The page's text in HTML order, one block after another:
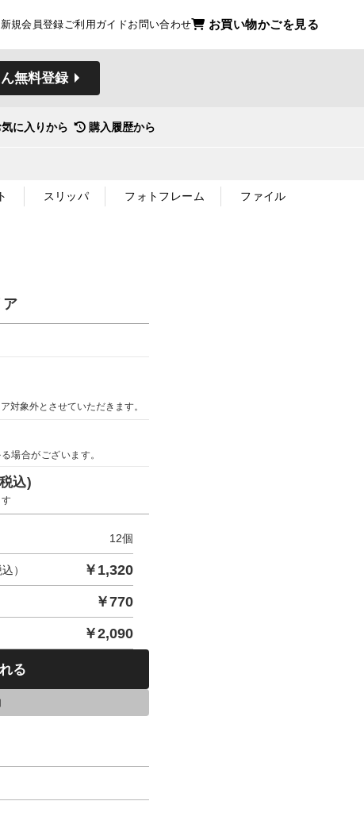
新規会員登録ご利用ガイドお問い合わせ お買い物かごを見る
無料登録
気に入りから 購入履歴から
スリッパ フォトフレーム ファイル
対象外とさせていただきます。
場合がございます。
込)
12個
） ￥ 1,320
￥770
￥2,090
る